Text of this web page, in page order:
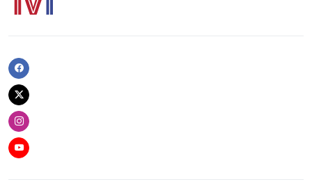
Facebook
Twitter
Instagram
Youtube